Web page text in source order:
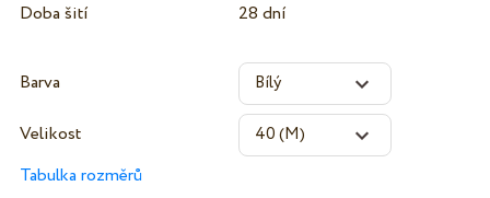
Doba šití
28 dní
Barva
Velikost
Tabulka rozměrů